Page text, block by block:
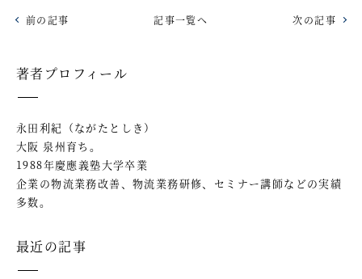
前の記事 記事一覧へ 次の記事
著者プロフィール
永田利紀（ながたとしき）
大阪 泉州育ち。
1988年慶應義塾大学卒業
企業の物流業務改善、物流業務研修、セミナー講師などの実績
多数。
最近の記事